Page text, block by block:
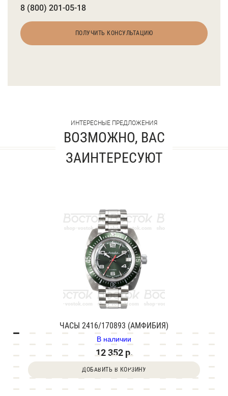
8 (800) 201-05-18
ПОЛУЧИТЬ КОНСУЛЬТАЦИЮ
ИНТЕРЕСНЫЕ ПРЕДЛОЖЕНИЯ
ВОЗМОЖНО, ВАС
ЗАИНТЕРЕСУЮТ
ЧАСЫ 2416/170893 (АМФИБИЯ)
В наличии
12 352 р.
ДОБАВИТЬ В КОРЗИНУ